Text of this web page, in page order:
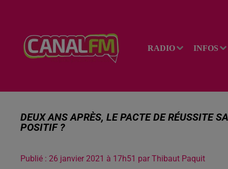
RADIO INFOS
DEUX ANS APRÈS, LE PACTE DE RÉUSSITE
POSITIF ?
Publié : 26 janvier 2021 à 17h51 par Thibaut Paquit